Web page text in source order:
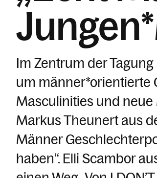
Im Zentrum der
um männer*orientierte
Masculinities und
Markus Theunert aus
Männer
haben“. Elli Scambor